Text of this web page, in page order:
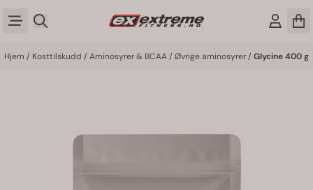
Hopp til innhold
Hjem / Kosttilskudd / Aminosyrer & BCAA/ Øvrige aminosyrer/ Glycine 400 g